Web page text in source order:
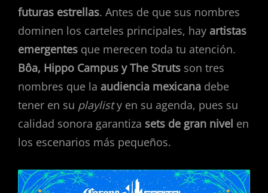
futuras estrellas. Antes de que sus nombres
dominen los carteles principales, hay artistas
emergentes que merecen toda tu atención.
Bôa, Hippo Campus y The Struts son tres
nombres que la audiencia mexicana debe
tener en su playlisty en su agenda, pues su
calidad sonora garantiza sets de gran nivel en
los escenarios más pequeños.